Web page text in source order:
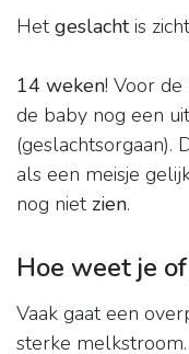
Hetgeslachtis
14 weken! Voor de
de baby nog een
(geslachtsorgaan).
als een meisje
nog niet zien.
Hoe weet je
Vaak gaat een
sterke